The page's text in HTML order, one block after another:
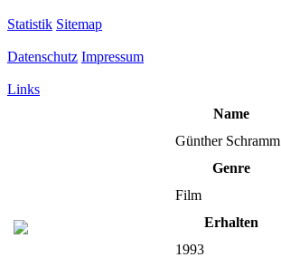
Statistik Sitemap
Datenschutz Impressum
Links
Name
Günther Schramm
Genre
Film
Erhalten
1993